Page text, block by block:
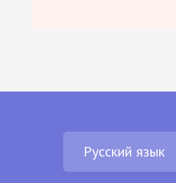
Русский язык